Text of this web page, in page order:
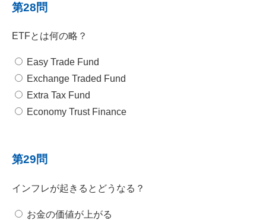
第28問
ETFとは何の略？
Easy Trade Fund
Exchange Traded Fund
Extra Tax Fund
Economy Trust Finance
第29問
インフレが起きるとどうなる？
お金の価値が上がる